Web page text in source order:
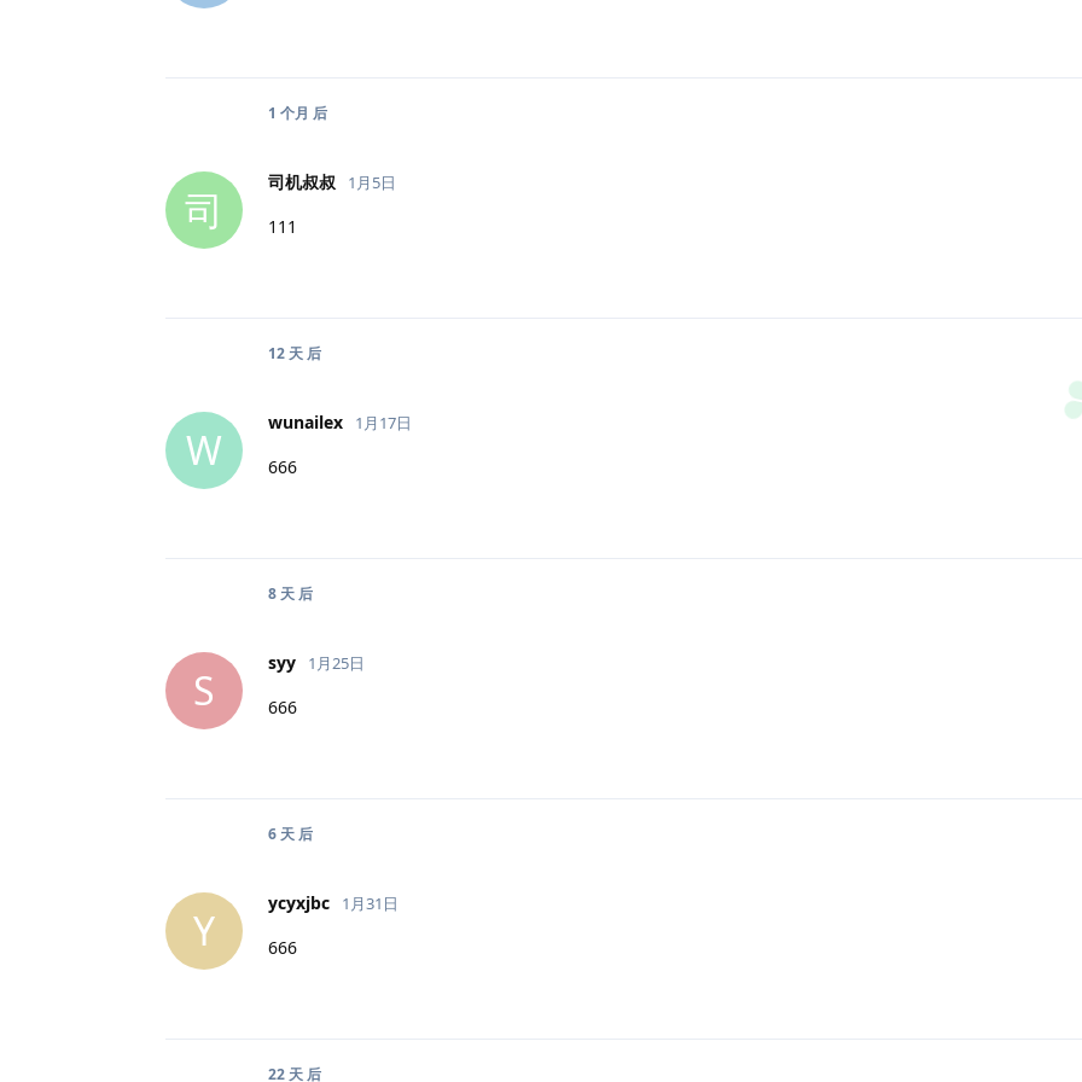
1 个月 后
司
司机叔叔 1月5日
111
12 天 后
W
wunailex 1月17日
666
8 天 后
S
syy 1月25日
666
6 天 后
Y
ycyxjbc 1月31日
666
22 天 后